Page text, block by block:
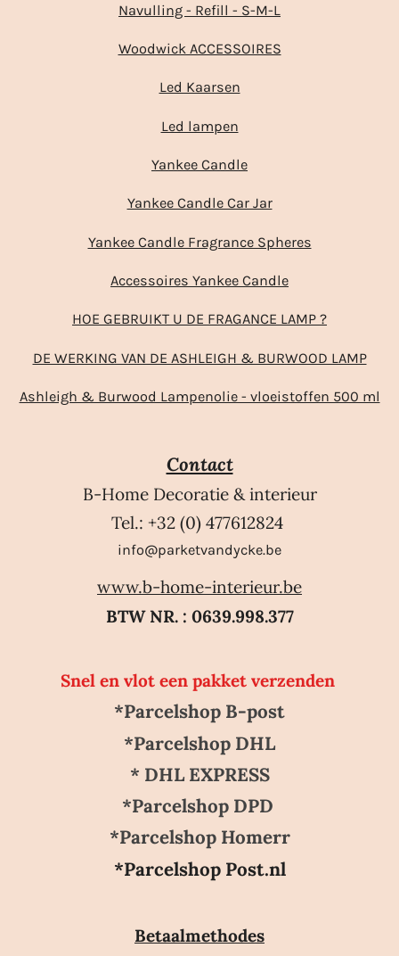
Navulling - Refill - S-M-L
Woodwick ACCESSOIRES
Led Kaarsen
Led lampen
Yankee Candle
Yankee Candle Car Jar
Yankee Candle Fragrance Spheres
Accessoires Yankee Candle
HOE GEBRUIKT U DE FRAGANCE LAMP ?
DE WERKING VAN DE ASHLEIGH & BURWOOD LAMP
Ashleigh & Burwood Lampenolie - vloeistoffen 500 ml
Contact
B-Home Decoratie & interieur
Tel.: +32 (0) 477612824
info@parketvandycke.be
www.b-home-interieur.be
BTW NR. : 0639.998.377
Snel en vlot een pakket verzenden
*Parcelshop B-post
*Parcelshop DHL
* DHL EXPRESS
*Parcelshop DPD
*Parcelshop Homerr
*Parcelshop Post.nl
Betaalmethodes